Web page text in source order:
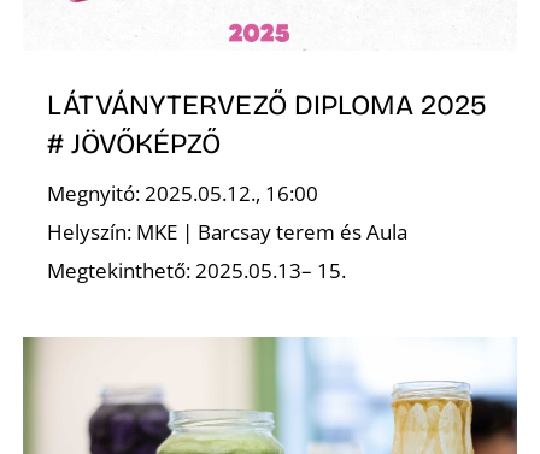
LÁTVÁNYTERVEZŐ DIPLOMA 2025
# JÖVŐKÉPZŐ
Megnyitó: 2025.05.12., 16:00
Helyszín: MKE | Barcsay terem és Aula
Megtekinthető: 2025.05.13– 15.